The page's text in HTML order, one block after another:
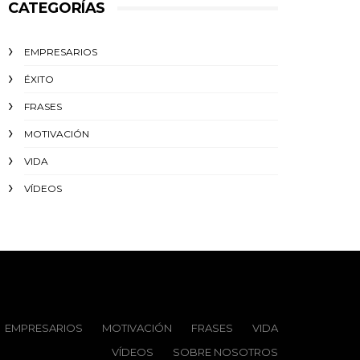
CATEGORÍAS
EMPRESARIOS
ÉXITO‬
FRASES
MOTIVACIÓN
VIDA
VÍDEOS
EMPRESARIOS MOTIVACIÓN FRASES
VIDA
VÍDEOS
SOBRE NOSOTROS